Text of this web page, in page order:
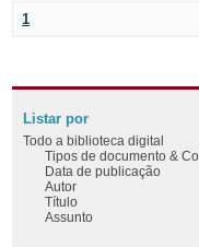
1
Listar por
Todo a biblioteca digital
Tipos de documento &
Data de publicação
Autor
Título
Assunto